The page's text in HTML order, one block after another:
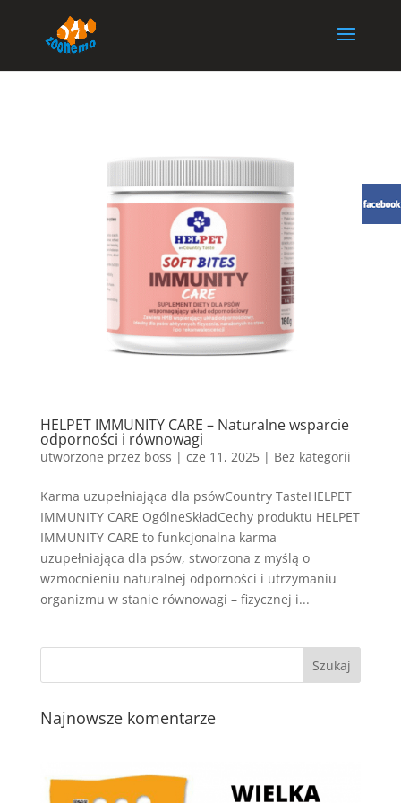
HELPET IMMUNITY CARE – Naturalne wsparcie
odporności i równowagi
utworzone przez boss | cze 11, 2025| Bez kategorii
Karma uzupełniająca dla psówCountry TasteHELPET
IMMUNITY CARE OgólneSkładCechy produktu HELPET
IMMUNITY CARE to funkcjonalna karma
uzupełniająca dla psów, stworzona z myślą o
wzmocnieniu naturalnej odporności i utrzymaniu
organizmu w stanie równowagi – fizycznej i...
Najnowsze komentarze